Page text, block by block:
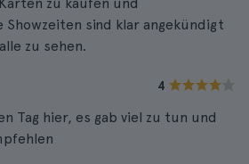
Showzeiten sind klar angekündigt
zu sehen.
4
Tag hier, es gab viel zu tun und